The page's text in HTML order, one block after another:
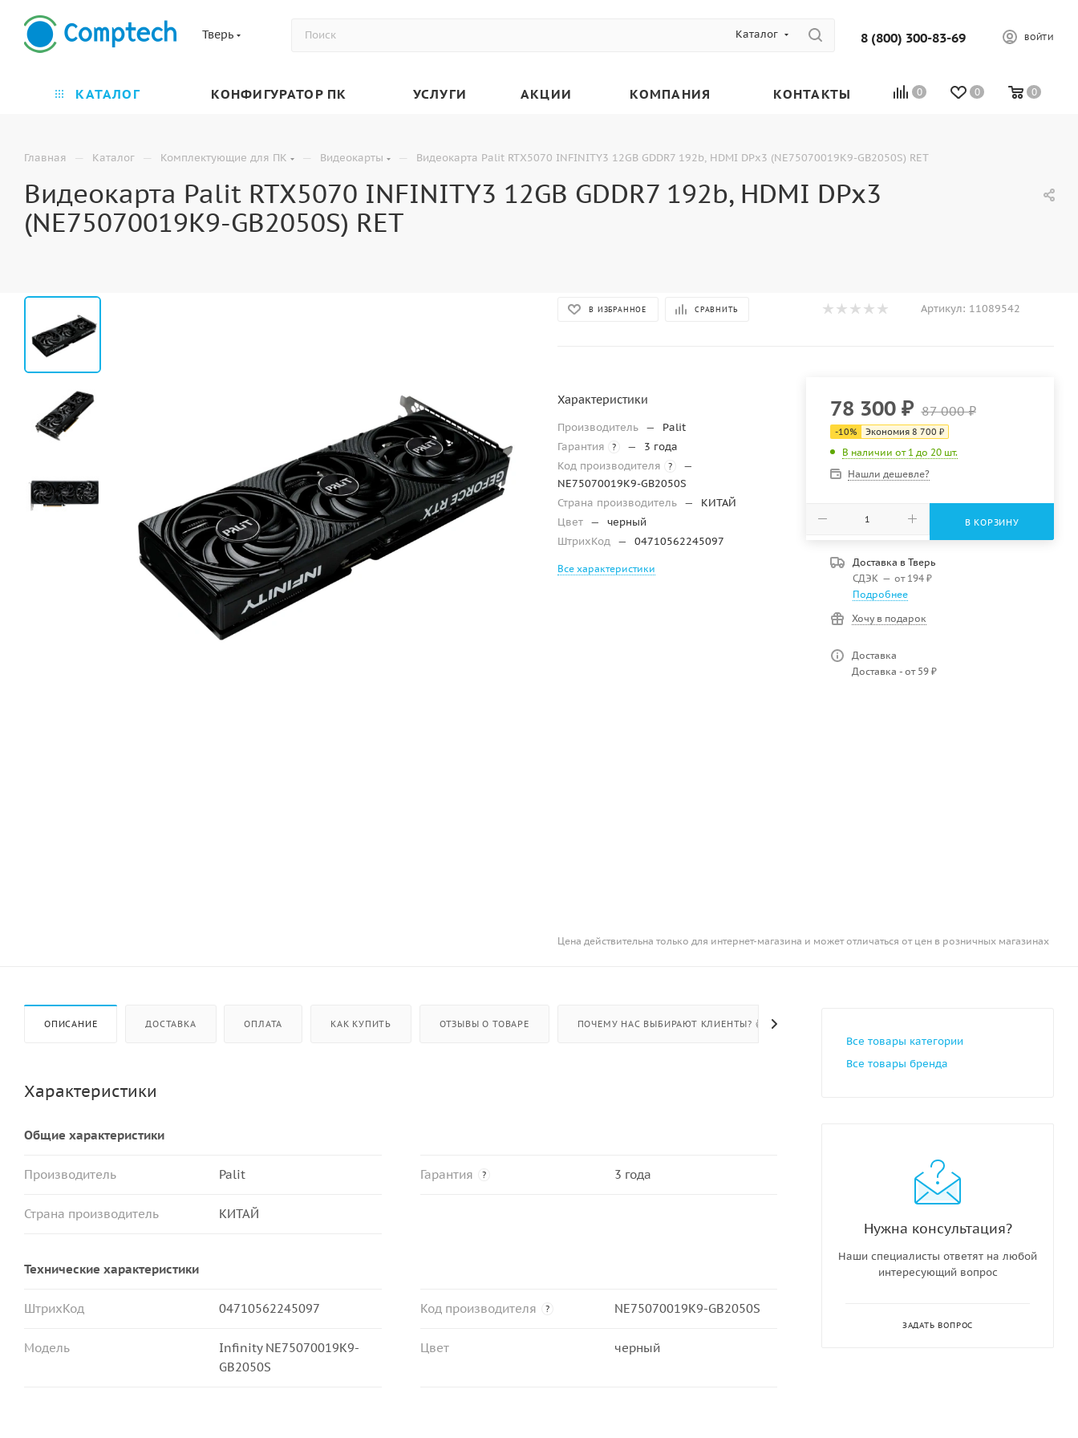
Тверь Каталог 8 (800) 300-83-69 ВОЙТИ
0 0 0
КАТАЛОГ КОНФИГУРАТОР ПК УСЛУГИ АКЦИИ КОМПАНИЯ КОНТАКТЫ
Главная — Каталог — Комплектующие для ПК — Видеокарты — Видеокарта Palit RTX5070 INFINITY3 12GB GDDR7 192b, HDMI DPx3 (NE75070019K9-GB2050S) RET
Видеокарта Palit RTX5070 INFINITY3 12GB GDDR7 192b, HDMI DPx3
(NE75070019K9-GB2050S) RET
В ИЗБРАННОЕ СРАВНИТЬ Артикул: 11089542
Характеристики
Производитель —
Palit
Гарантия
? —
3 года
Код производителя
?
—
NE75070019K9-GB2050S
Страна производитель —
КИТАЙ
Цвет —
черный
ШтрихКод — 04710562245097
Все характеристики
78 300₽ 87 000₽
-10% Экономия 8 700 ₽
В наличии от 1 до 20 шт.
Нашли дешевле?
В КОРЗИНУ
Доставка в Тверь
СДЭК — от 194 ₽
Подробнее
Хочу в подарок
Доставка
Доставка - от 59 ₽
Цена действительна только для интернет-магазина и может отличаться от цен в розничных магазинах
ОПИСАНИЕ ДОСТАВКА ОПЛАТА КАК КУПИТЬ ОТЗЫВЫ О ТОВАРЕ ПОЧЕМУ НАС ВЫБИРАЮТ КЛИЕНТЫ? 👍
Характеристики
Общие характеристики
Производитель Palit Гарантия ? 3 года
Страна производитель КИТАЙ
Технические характеристики
ШтрихКод 04710562245097 Код производителя ? NE75070019K9-GB2050S
Модель
Infinity NE75070019K9-
GB2050S
Цвет черный
Все товары категории
Все товары бренда
Нужна консультация?
Наши специалисты ответят на любой
интересующий вопрос
ЗАДАТЬ ВОПРОС